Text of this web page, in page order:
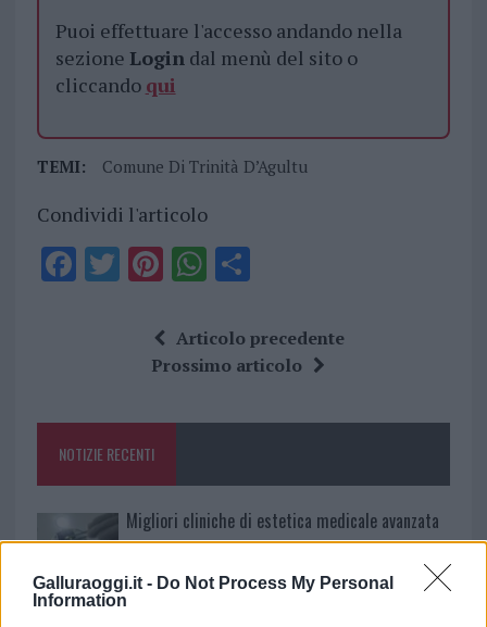
Galluraoggi.it - Do Not Process My Personal
Information
Puoi effettuare l'accesso andando nella
sezione Logindal menù del sito o
cliccando qui
TEMI: Comune Di Trinità D’Agultu
Condividi l'articolo
F
o
k
T Pi
te
re
W
at
s
p
S
a
re
Articolo precedente
Prossimo articolo
NOTIZIE RECENTI
Migliori cliniche di estetica medicale avanzata
in Europa: classifica dei 5 centri di riferimento
pe…
Incendi, a San Pasquale arriva il Campo Base: